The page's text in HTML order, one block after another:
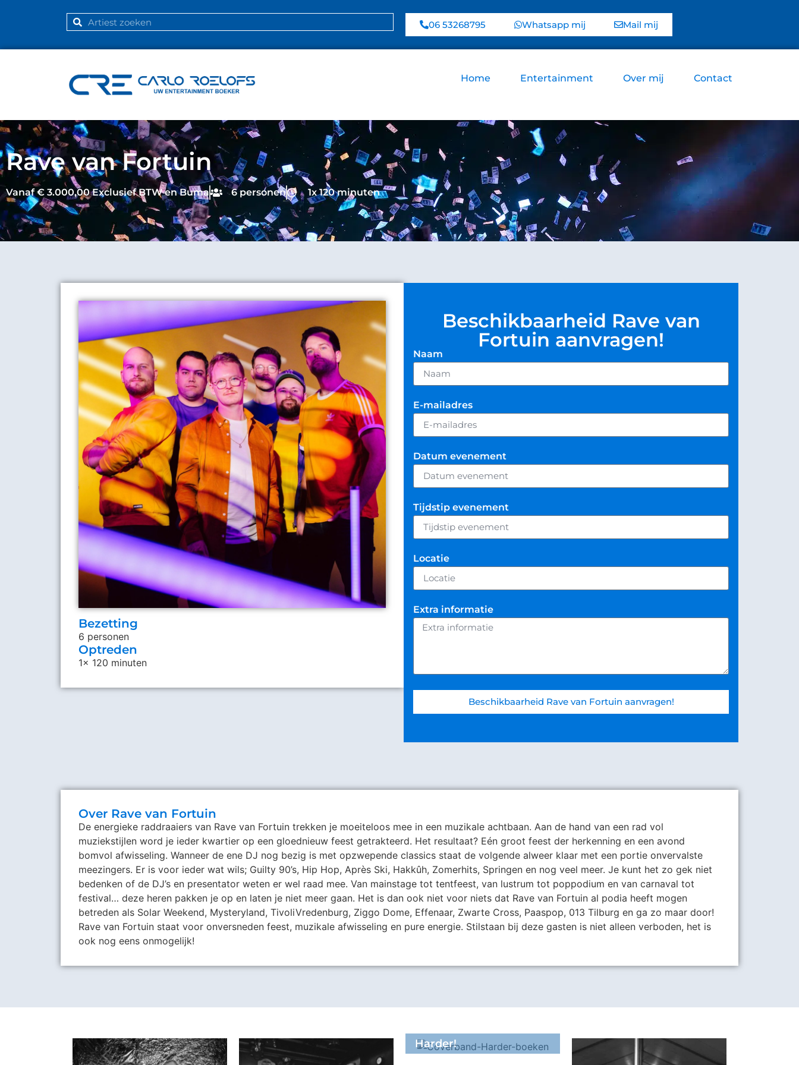
06 53268795 Whatsapp mij Mail mij
Home Entertainment Over mij Contact
Rave van Fortuin
Vanaf € 3.000,00 Exclusief BTW en Buma 6 personen 1x 120 minuten
Bezetting
6 personen
Optreden
1x 120 minuten
Beschikbaarheid Rave van
Fortuin aanvragen!
Naam
E-mailadres
Datum evenement
Tijdstip evenement
Locatie
Extra informatie
Beschikbaarheid Rave van Fortuin aanvragen!
Over Rave van Fortuin
De energieke raddraaiers van Rave van Fortuin trekken je moeiteloos mee in een muzikale achtbaan. Aan de hand van een rad vol
muziekstijlen word je ieder kwartier op een gloednieuw feest getrakteerd. Het resultaat? Eén groot feest der herkenning en een avond
bomvol afwisseling. Wanneer de ene DJ nog bezig is met opzwepende classics staat de volgende alweer klaar met een portie onvervalste
meezingers. Er is voor ieder wat wils; Guilty 90’s, Hip Hop, Après Ski, Hakkûh, Zomerhits, Springen en nog veel meer. Je kunt het zo gek niet
bedenken of de DJ’s en presentator weten er wel raad mee. Van mainstage tot tentfeest, van lustrum tot poppodium en van carnaval tot
festival… deze heren pakken je op en laten je niet meer gaan. Het is dan ook niet voor niets dat Rave van Fortuin al podia heeft mogen
betreden als Solar Weekend, Mysteryland, TivoliVredenburg, Ziggo Dome, Effenaar, Zwarte Cross, Paaspop, 013 Tilburg en ga zo maar door!
Rave van Fortuin staat voor onversneden feest, muzikale afwisseling en pure energie. Stilstaan bij deze gasten is niet alleen verboden, het is
ook nog eens onmogelijk!
Harder!